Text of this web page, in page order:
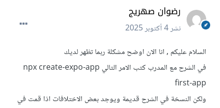
رضوان صهريج
نشر4 أكتوبر 2025
السلام عليكم , انا الان اوضح مشكلة ربما تظهر لديك
في الشرح مع المدرب كتب الامر التالي npx create-expo-app
first-app
ولكن النسخة في الشرح قديمة ويوجد بعض الاختلافات اذا قمت في